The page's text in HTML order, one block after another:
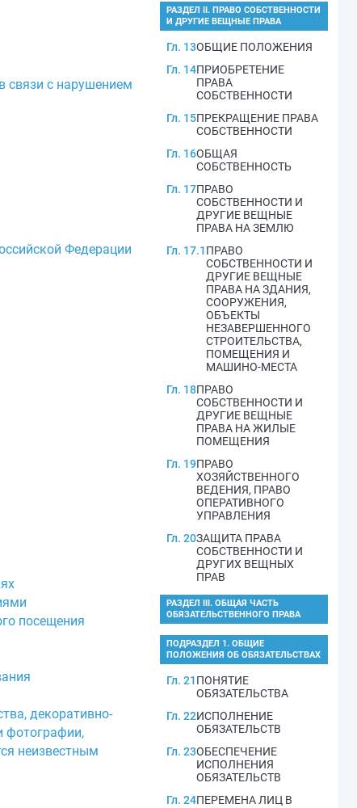
связи с нарушением
Федерации
посещения
декоративно-
фотографии,
неизвестным
РАЗДЕЛ II. ПРАВО СОБСТВЕННОСТИ
И ДРУГИЕ ВЕЩНЫЕ ПРАВА
Гл. 13ОБЩИЕ ПОЛОЖЕНИЯ
Гл. 14ПРИОБРЕТЕНИЕ
ПРАВА
СОБСТВЕННОСТИ
Гл. 15ПРЕКРАЩЕНИЕ ПРАВА
СОБСТВЕННОСТИ
Гл. 16ОБЩАЯ
СОБСТВЕННОСТЬ
Гл. 17ПРАВО
СОБСТВЕННОСТИ И
ДРУГИЕ ВЕЩНЫЕ
ПРАВА НА ЗЕМЛЮ
Гл. 17.1ПРАВО
СОБСТВЕННОСТИ И
ДРУГИЕ ВЕЩНЫЕ
ПРАВА НА ЗДАНИЯ,
СООРУЖЕНИЯ,
ОБЪЕКТЫ
НЕЗАВЕРШЕННОГО
СТРОИТЕЛЬСТВА,
ПОМЕЩЕНИЯ И
МАШИНО-МЕСТА
Гл. 18ПРАВО
СОБСТВЕННОСТИ И
ДРУГИЕ ВЕЩНЫЕ
ПРАВА НА ЖИЛЫЕ
ПОМЕЩЕНИЯ
Гл. 19ПРАВО
ХОЗЯЙСТВЕННОГО
ВЕДЕНИЯ, ПРАВО
ОПЕРАТИВНОГО
УПРАВЛЕНИЯ
Гл. 20ЗАЩИТА ПРАВА
СОБСТВЕННОСТИ И
ДРУГИХ ВЕЩНЫХ
ПРАВ
РАЗДЕЛ III. ОБЩАЯ ЧАСТЬ
ОБЯЗАТЕЛЬСТВЕННОГО ПРАВА
ПОДРАЗДЕЛ 1. ОБЩИЕ
ПОЛОЖЕНИЯ ОБ ОБЯЗАТЕЛЬСТВАХ
Гл. 21ПОНЯТИЕ
ОБЯЗАТЕЛЬСТВА
Гл. 22ИСПОЛНЕНИЕ
ОБЯЗАТЕЛЬСТВ
Гл. 23ОБЕСПЕЧЕНИЕ
ИСПОЛНЕНИЯ
ОБЯЗАТЕЛЬСТВ
Гл. 24ПЕРЕМЕНА ЛИЦ В